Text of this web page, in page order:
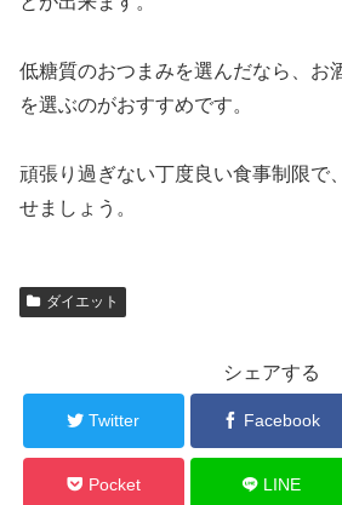
低糖質のおつまみを選んだなら、お
を選ぶのがおすすめです。
頑張り過ぎない丁度良い食事制限で
せましょう。
ダイエット
シェアする
Twitter Facebook
Pocket LINE